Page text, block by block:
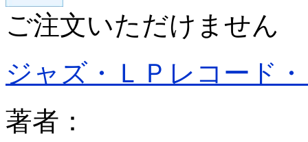
ご注文いただけません
ジャズ・ＬＰレコード
著者：